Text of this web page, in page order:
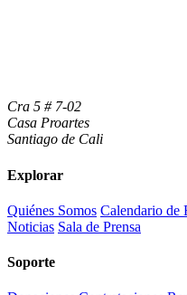
Cra 5 # 7-02
Casa Proartes
Santiago de Cali
Explorar
Quiénes Somos Calendario de
Noticias Sala de Prensa
Soporte